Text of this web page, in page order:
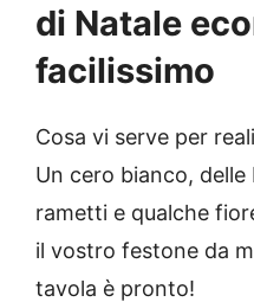
di Natale
facilissimo
Cosa vi serve per
Un cero bianco,
rametti e qualche
il vostro festone da
tavola è pronto!